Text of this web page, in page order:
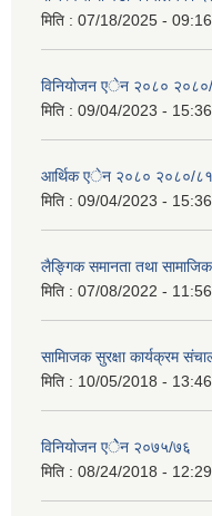
मिति : 07/18/2025 - 09:16
विनियोजन एेन २०८०
मिति : 09/04/2023 - 15:36
आर्थिक एेन २०८० २०८०/८१
मिति : 09/04/2023 - 15:36
लैङ्गिक समानता तथा
मिति : 07/08/2022 - 11:56
सामािजक सुरक्षा कार्यक्रम
मिति : 10/05/2018 - 13:46
विनियोजन एेेन २०७५/७६
मिति : 08/24/2018 - 12:29